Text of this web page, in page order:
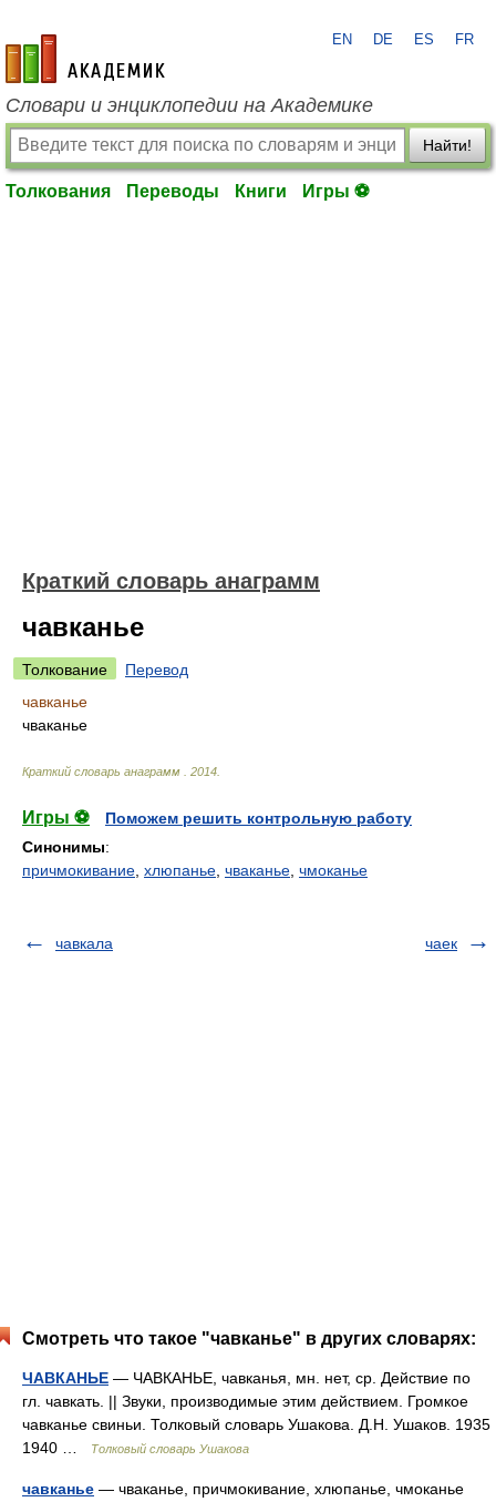
academic.ru
EN DE ES FR
Словари и энциклопедии на Академике
Найти!
Толкования Переводы Книги Игры ⚽
Краткий словарь анаграмм
чавканье
Толкование
Перевод
чавканье
чваканье
Краткий словарь анаграмм 2014
Игры ⚽
Поможем решить контрольную работу
Синонимы:
причмокивание хлюпанье чваканье чмоканье
чавкала чаек
Смотреть что такое "чавканье" в других словарях:
ЧАВКАНЬЕ — ЧАВКАНЬЕ, чавканья, мн. нет, ср. Действие по
гл. чавкать. || Звуки, производимые этим действием. Громкое
чавканье свиньи. Толковый словарь Ушакова. Д.Н. Ушаков. 1935
1940 …
Толковый словарь Ушакова
чавканье — чваканье, причмокивание, хлюпанье, чмоканье